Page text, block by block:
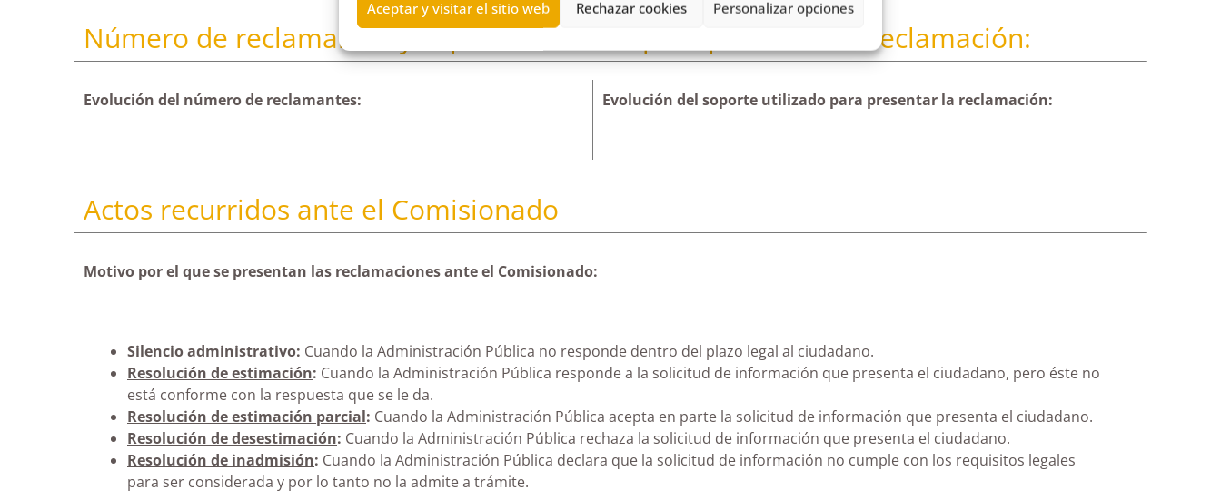
Aceptar y visitar el sitio web Rechazar cookies Personalizar opciones
Número de reclamantes y soporte utilizado para presentar la reclamación:
Evolución del número de reclamantes: Evolución del soporte utilizado para presentar la reclamación:
Actos recurridos ante el Comisionado
Motivo por el que se presentan las reclamaciones ante el Comisionado:
Silencio administrativo: Cuando la Administración Pública no responde dentro del plazo legal al ciudadano.
Resolución de estimación: Cuando la Administración Pública responde a la solicitud de información que presenta el ciudadano, pero éste no
está conforme con la respuesta que se le da.
Resolución de estimación parcial: Cuando la Administración Pública acepta en parte la solicitud de información que presenta el ciudadano.
Resolución de desestimación: Cuando la Administración Pública rechaza la solicitud de información que presenta el ciudadano.
Resolución de inadmisión: Cuando la Administración Pública declara que la solicitud de información no cumple con los requisitos legales
para ser considerada y por lo tanto no la admite a trámite.